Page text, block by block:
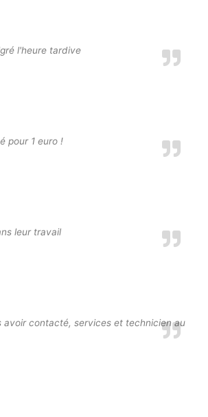
l'heure tardive
pour 1 euro !
leur travail
avoir contacté, services et technicien au